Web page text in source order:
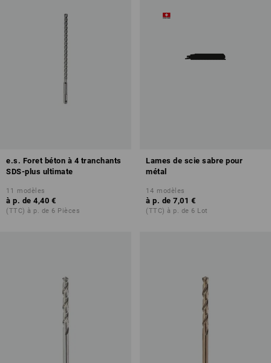
e.s. Foret béton à 4 tranchants
SDS-plus ultimate
11 modèles
à p. de 4,40 €
(TTC) à p. de 6 Pièces
Lames de scie sabre pour
métal
14 modèles
à p. de 7,01 €
(TTC) à p. de 6 Lot